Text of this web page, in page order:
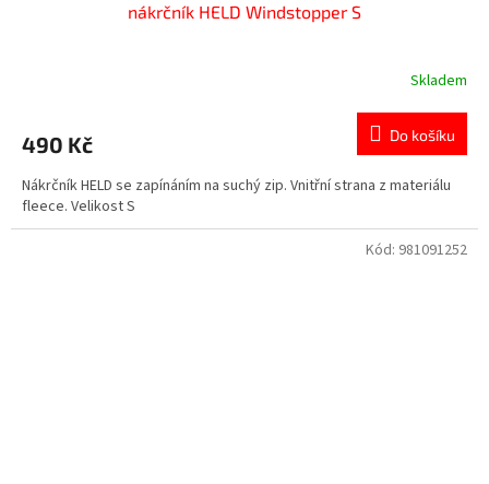
nákrčník HELD Windstopper S
Skladem
490 Kč Do košíku
Nákrčník HELD se zapínáním na suchý zip. Vnitřní strana z materiálu
fleece. Velikost S
Kód: 981091252